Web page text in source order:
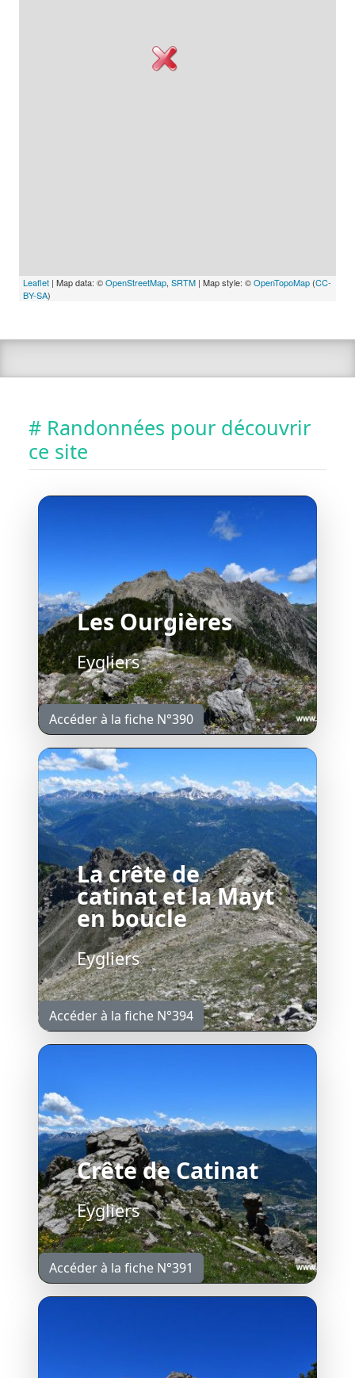
Leaflet | Map data: ©OpenStreetMap, SRTM | Map style: ©OpenTopoMap (CC-
BY-SA)
# Randonnées pour découvrir
ce site
Les Ourgières
Eygliers
Accéder à la fiche N°390
La crête de
catinat et la Mayt
en boucle
Eygliers
Accéder à la fiche N°394
Crête de Catinat
Eygliers
Accéder à la fiche N°391